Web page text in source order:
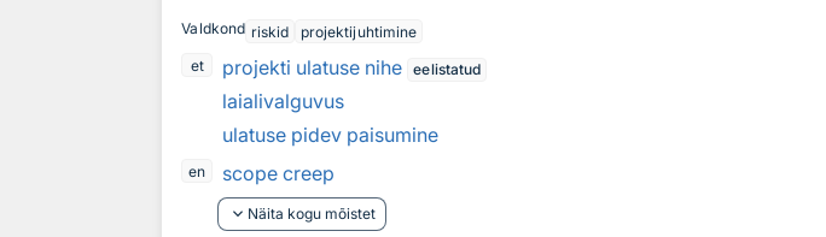
Valdkond riskid
projektijuhtimine
et
projekti ulatuse nihe eelistatud
laialivalguvus
ulatuse pidev paisumine
en
scope creep
keyboard_arrow_down Näita kogu mõistet